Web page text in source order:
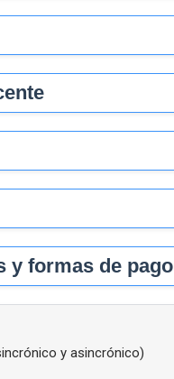
y formas de pago
CURSO
y asincrónico)